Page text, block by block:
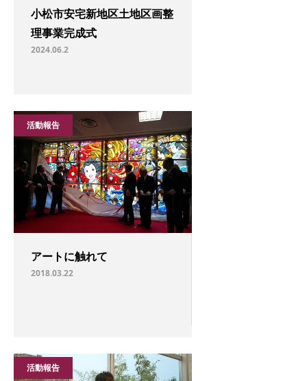
小松市安宅新地区土地区画整
理事業完成式
2024.06.2
アートに触れて
2018.03.22
活動報告
活動報告